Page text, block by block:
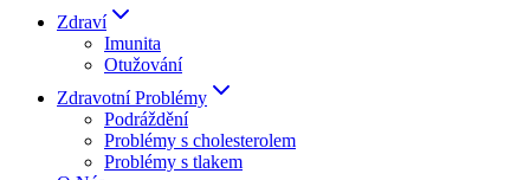
Zdraví
Imunita
Otužování
Zdravotní Problémy
Podráždění
Problémy s cholesterolem
Problémy s tlakem